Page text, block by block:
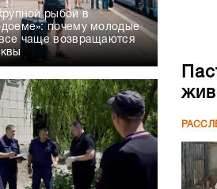
рыбой в
почему молодые
чаще возвращаются